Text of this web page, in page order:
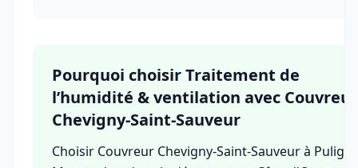
Pourquoi choisir Traitement de
l’humidité & ventilation avec Couvreur
Chevigny-Saint-Sauveur
Choisir Couvreur Chevigny-Saint-Sauveur à